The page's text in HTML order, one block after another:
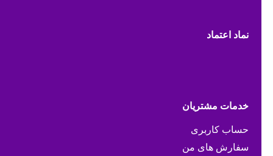
نماد اعتماد
خدمات مشتریان
حساب کاربری
سفارش های من